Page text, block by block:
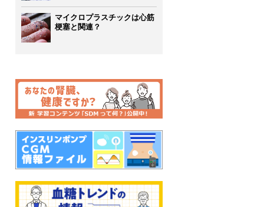
マイクロプラスチックは心筋
梗塞と関連？